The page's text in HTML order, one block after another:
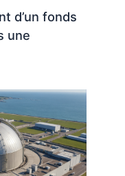
d’un fonds
une